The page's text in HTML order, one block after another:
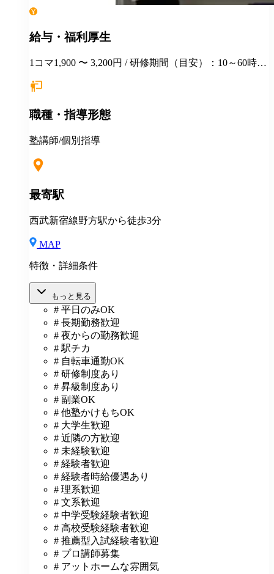
給与・福利厚生
1コマ1,900 〜 3,200円 / 研修期間（目安）：10～60時間
験・能力に応じて変動します。 授業見学から始まり、
す。 研修中も演習の答え合わせや解説を手伝ってもら
師デビュー後に困らないよう最大限配慮いたします。
職種・指導形態
塾講師/個別指導
最寄駅
西武新宿線野方駅から徒歩3分
MAP
特徴・詳細条件
もっと見る
# 平日のみOK
# 長期勤務歓迎
# 夜からの勤務歓迎
# 駅チカ
# 自転車通勤OK
# 研修制度あり
# 昇級制度あり
# 副業OK
# 他塾かけもちOK
# 大学生歓迎
# 近隣の方歓迎
# 未経験歓迎
# 経験者歓迎
# 経験者時給優遇あり
# 理系歓迎
# 文系歓迎
# 中学受験経験者歓迎
# 高校受験経験者歓迎
# 推薦型入試経験者歓迎
# プロ講師募集
# アットホームな雰囲気